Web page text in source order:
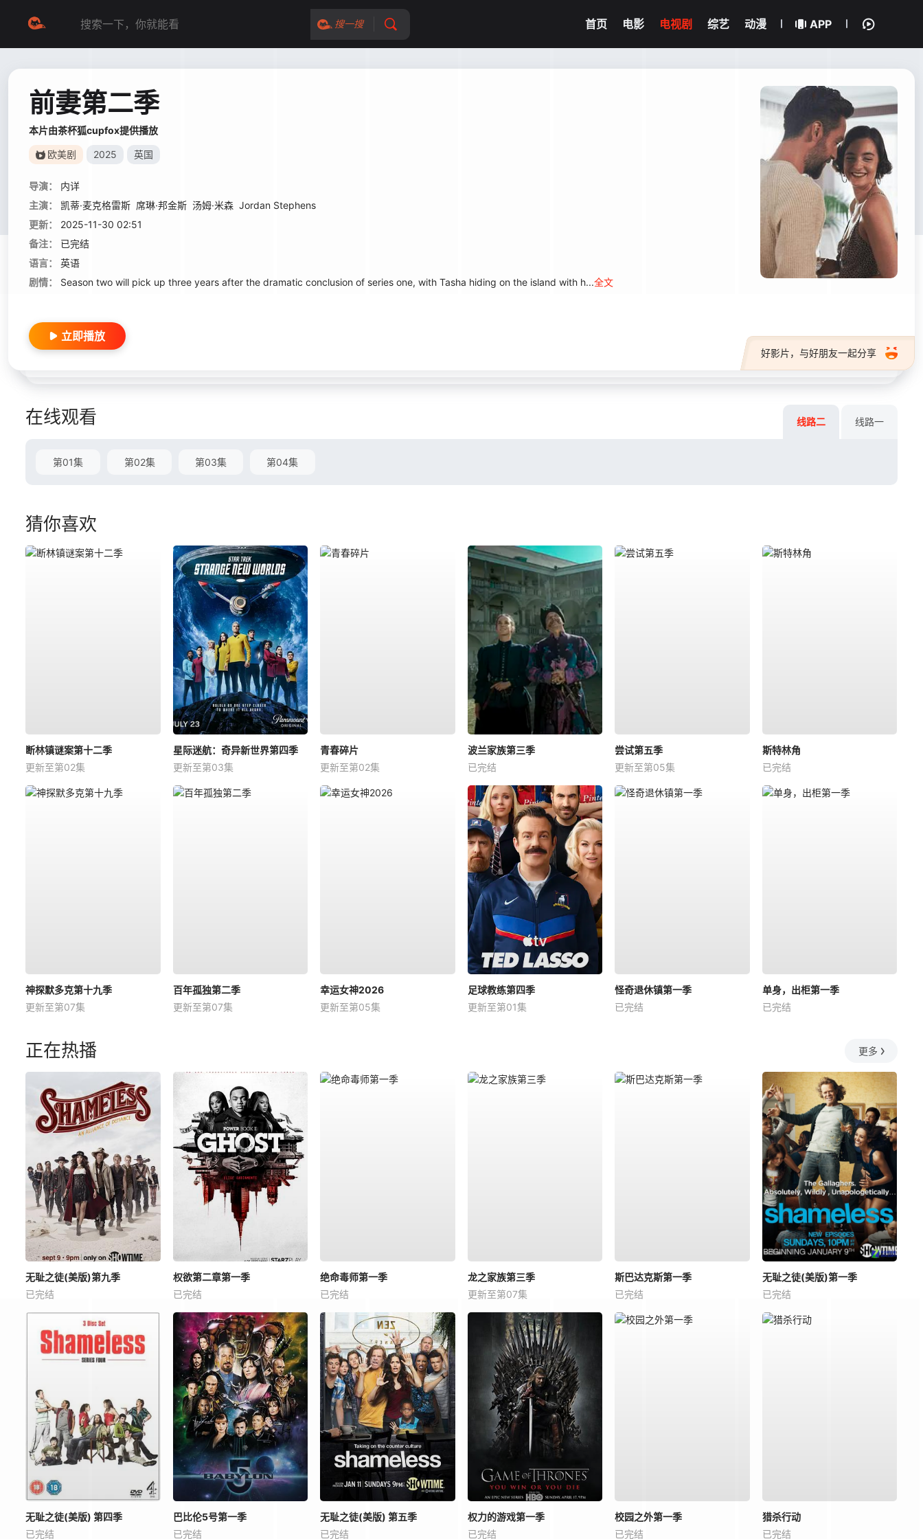
搜一搜 首页 电影 电视剧 综艺 动漫 APP
前妻第二季
本片由茶杯狐cupfox提供播放
欧美剧 2025 英国
导演：
内详
主演：
凯蒂·麦克格雷斯 席琳·邦金斯 汤姆·米森 Jordan Stephens
更新：
2025-11-30 02:51
备注：
已完结
语言：
英语
剧情：
Season two will pick up three years after the dramatic conclusion of series one, with Tasha hiding on the island with h...全文
好影片，与好朋友一起分享
立即播放
在线观看 线路二 线路一
第01集 第02集 第03集 第04集
猜你喜欢
断林镇谜案第十二季
更新至第02集
星际迷航：奇异新世界第四季
更新至第03集
青春碎片
更新至第02集
波兰家族第三季
已完结
尝试第五季
更新至第05集
斯特林角
已完结
神探默多克第十九季
更新至第07集
百年孤独第二季
更新至第07集
幸运女神2026
更新至第05集
足球教练第四季
更新至第01集
怪奇退休镇第一季
已完结
单身，出柜第一季
已完结
正在热播 更多
无耻之徒(美版)第九季
已完结
权欲第二章第一季
已完结
绝命毒师第一季
已完结
龙之家族第三季
更新至第07集
斯巴达克斯第一季
已完结
无耻之徒(美版)第一季
已完结
无耻之徒(美版) 第四季
已完结
巴比伦5号第一季
已完结
无耻之徒(美版) 第五季
已完结
权力的游戏第一季
已完结
校园之外第一季
已完结
猎杀行动
已完结